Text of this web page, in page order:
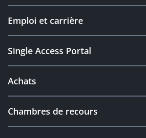
Emploi et carrière
Single Access Portal
Achats
Chambres de recours